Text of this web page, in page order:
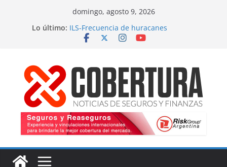
domingo, agosto 9, 2026
Lo último: ILS-Frecuencia de huracanes
Seguro marítimo-Presiones cruzadas
Fitch-Impulso a la innovación